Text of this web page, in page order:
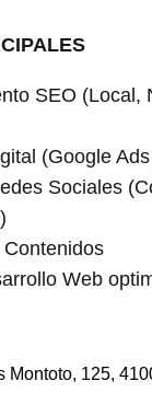
SEO (Local,
(Google
Sociales
Web
Montoto, 125,